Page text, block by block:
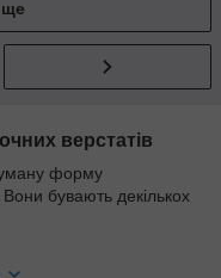
ще
верстатів
форму
бувають декількох